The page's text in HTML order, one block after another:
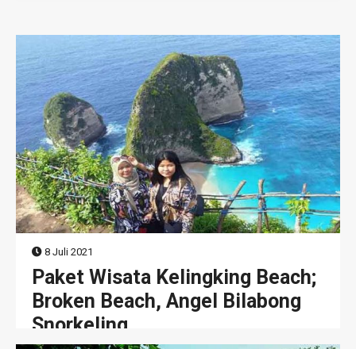
8 Juli 2021
Paket Wisata Kelingking Beach;
Broken Beach, Angel Bilabong
Snorkeling